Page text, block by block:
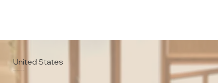
United States
Penn State Harrisburg